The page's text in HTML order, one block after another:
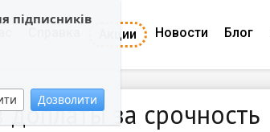
підписників
Дозволити
Акции Новости Блог
за срочность